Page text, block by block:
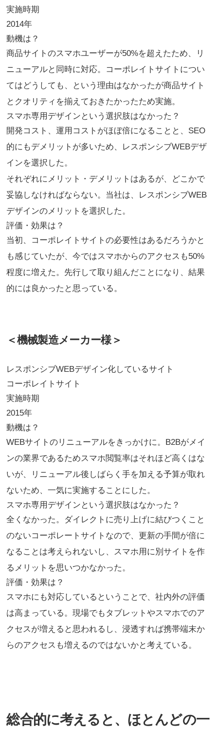
実施時期
2014年
動機は？
商品サイトのスマホユーザーが50%を超えたため、リ
ニューアルと同時に対応。コーポレイトサイトについ
てはどうしても、という理由はなかったが商品サイト
とクオリティを揃えておきたかったため実施。
スマホ専用デザインという選択肢はなかった？
開発コスト、運用コストがほぼ倍になることと、SEO
的にもデメリットが多いため、レスポンシブWEBデザ
インを選択した。
それぞれにメリット・デメリットはあるが、どこかで
妥協しなければならない。当社は、レスポンシブWEB
デザインのメリットを選択した。
評価・効果は？
当初、コーポレイトサイトの必要性はあるだろうかと
も感じていたが、今ではスマホからのアクセスも50%
程度に増えた。先行して取り組んだことになり、結果
的には良かったと思っている。
＜機械製造メーカー様＞
レスポンシブWEBデザイン化しているサイト
コーポレイトサイト
実施時期
2015年
動機は？
WEBサイトのリニューアルをきっかけに。B2Bがメイ
ンの業界であるためスマホ閲覧率はそれほど高くはな
いが、リニューアル後しばらく手を加える予算が取れ
ないため、一気に実施することにした。
スマホ専用デザインという選択肢はなかった？
全くなかった。ダイレクトに売り上げに結びつくこと
のないコーポレートサイトなので、更新の手間が倍に
なることは考えられないし、スマホ用に別サイトを作
るメリットを思いつかなかった。
評価・効果は？
スマホにも対応しているということで、社内外の評価
は高まっている。現場でもタブレットやスマホでのア
クセスが増えると思われるし、浸透すれば携帯端末か
らのアクセスも増えるのではないかと考えている。
総合的に考えると、ほとんどの一